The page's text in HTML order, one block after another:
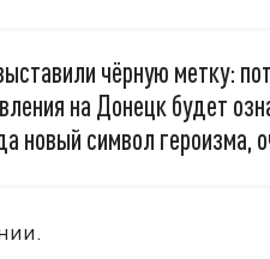
чёрную метку:
на Донецк будет
новый символ героизма,